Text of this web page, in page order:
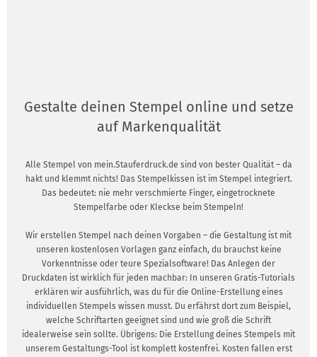
Gestalte deinen Stempel online und setze
auf Markenqualität
Alle Stempel von mein.Stauferdruck.de sind von bester Qualität – da
hakt und klemmt nichts! Das Stempelkissen ist im Stempel integriert.
Das bedeutet: nie mehr verschmierte Finger, eingetrocknete
Stempelfarbe oder Kleckse beim Stempeln!
Wir erstellen Stempel nach deinen Vorgaben – die Gestaltung ist mit
unseren kostenlosen Vorlagen ganz einfach, du brauchst keine
Vorkenntnisse oder teure Spezialsoftware! Das Anlegen der
Druckdaten ist wirklich für jeden machbar: In unseren Gratis-Tutorials
erklären wir ausführlich, was du für die Online-Erstellung eines
individuellen Stempels wissen musst. Du erfährst dort zum Beispiel,
welche Schriftarten geeignet sind und wie groß die Schrift
idealerweise sein sollte. Übrigens: Die Erstellung deines Stempels mit
unserem Gestaltungs-Tool ist komplett kostenfrei. Kosten fallen erst